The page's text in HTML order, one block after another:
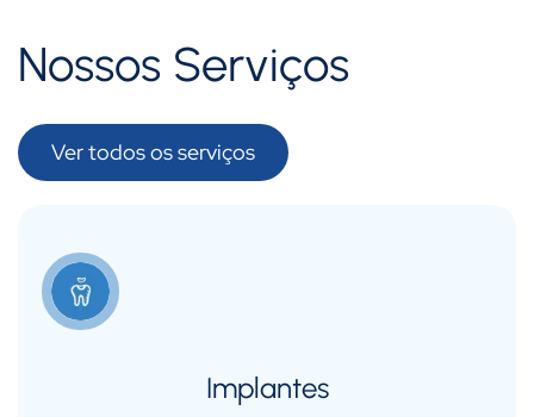
Nossos Serviços
Ver todos os serviços
Implantes